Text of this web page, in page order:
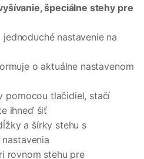
špeciálne stehy pre
nastavenie na
o aktuálne nastavenom
pomocou tlačidiel, stačí
ihneď šiť
a šírky stehu s
rovnom stehu pre